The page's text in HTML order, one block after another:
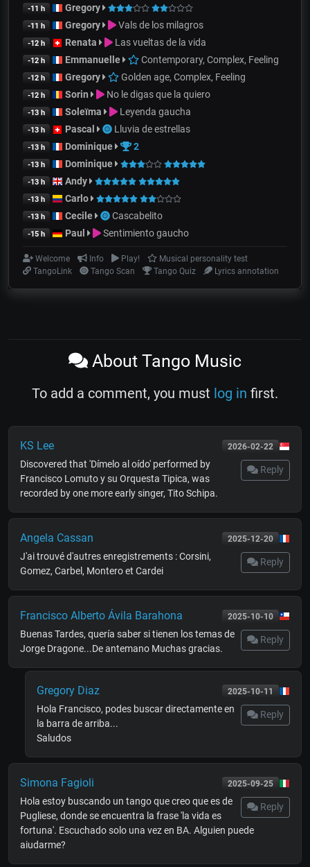
-11 h Gregory
-11 h Gregory Vals de los milagros
-12 h Renata Las vueltas de la vida
-12 h Emmanuelle Contemporary, Complex, Feeling
-12 h Gregory Golden age, Complex, Feeling
-12 h Sorin No le digas que la quiero
-13 h Soleïma Leyenda gaucha
-13 h Pascal Lluvia de estrellas
-13 h Dominique 2
-13 h Dominique
-13 h Andy
-13 h Carlo
-13 h Cecile Cascabelito
-15 h Paul Sentimiento gaucho
Welcome Info Play!
Musical personality test
TangoLink
Tango Scan Tango Quiz Lyrics annotation
About Tango Music
To add a comment, you must log in first.
2026-02-22
KS Lee
Reply
Discovered that 'Dímelo al oído' performed by
Francisco Lomuto y su Orquesta Tipica, was
recorded by one more early singer, Tito Schipa.
2025-12-20
Angela Cassan
Reply
J'ai trouvé d'autres enregistrements : Corsini,
Gomez, Carbel, Montero et Cardei
2025-10-10
Francisco Alberto Ávila Barahona
Reply
Buenas Tardes, quería saber si tienen los temas de
Jorge Dragone...De antemano Muchas gracias.
2025-10-11
Gregory Diaz
Reply
Hola Francisco, podes buscar directamente en
la barra de arriba...
Saludos
2025-09-25
Simona Fagioli
Reply
Hola estoy buscando un tango que creo que es de
Pugliese, donde se encuentra la frase 'la vida es
fortuna'. Escuchado solo una vez en BA. Alguien puede
aiudarme?